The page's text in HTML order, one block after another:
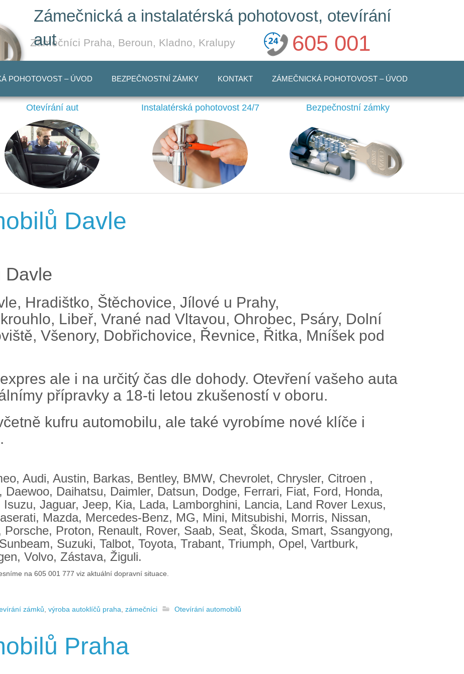
Zámečníci Praha, Beroun, Kladno, Kralupy
Zámečnická a instalatérská pohotovost, otevírání
aut
605 001
777
POHOTOVOST – ÚVOD BEZPEČNOSTNÍ ZÁMKY KONTAKT ZÁMEČNICKÁ POHOTOVOST – ÚVOD
Otevírání aut Instalatérská pohotovost 24/7 Bezpečnostní zámky
Davle
Davle
Hradištko, Štěchovice, Jílové u Prahy,
Libeř, Vrané nad Vltavou, Ohrobec, Psáry, Dolní
Všenory, Dobřichovice, Řevnice, Řitka, Mníšek pod
ale i na určitý čas dle dohody. Otevření vašeho auta
přípravky a 18-ti letou zkušeností v oboru.
kufru automobilu, ale také vyrobíme nové klíče i
Audi, Austin, Barkas, Bentley, BMW, Chevrolet, Chrysler, Citroen ,
Daewoo, Daihatsu, Daimler, Datsun, Dodge, Ferrari, Fiat, Ford, Honda,
Isuzu, Jaguar, Jeep, Kia, Lada, Lamborghini, Lancia, Land Rover Lexus,
Mazda, Mercedes-Benz, MG, Mini, Mitsubishi, Morris, Nissan,
Porsche, Proton, Renault, Rover, Saab, Seat, Škoda, Smart, Ssangyong,
Suzuki, Talbot, Toyota, Trabant, Triumph, Opel, Vartburk,
Volvo, Zástava, Žiguli.
na 605 001 777 viz aktuální dopravní situace.
zámků výroba autoklíčů praha zámečníci Otevírání automobilů
Praha